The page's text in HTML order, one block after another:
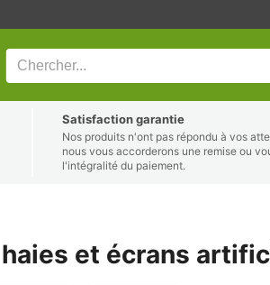
Satisfaction garantie
Nos produits n'ont pas répondu à vos
nous vous accorderons une remise ou
l'intégralité du paiement.
et écrans